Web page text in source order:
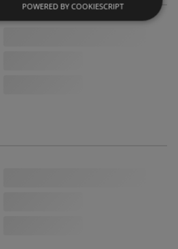
POWERED BY COOKIESCRIPT